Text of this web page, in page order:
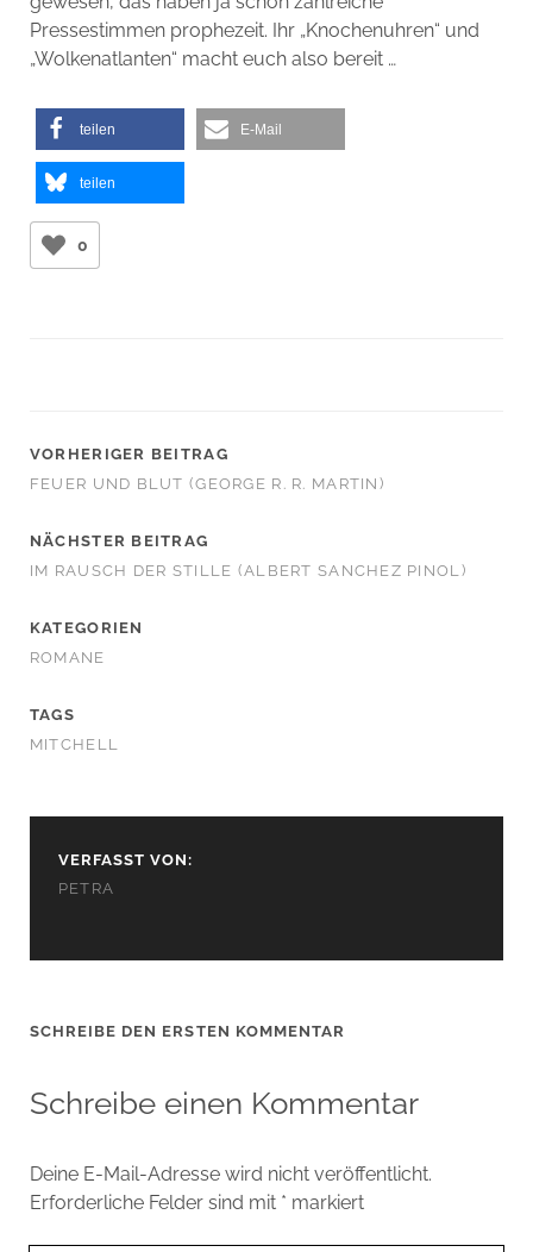
Pressestimmen prophezeit. Ihr „Knochenuhren“ und
„Wolkenatlanten“ macht euch also bereit …
teilen E-Mail
teilen
0
VORHERIGER BEITRAG
FEUER UND BLUT (GEORGE R. R. MARTIN)
NÄCHSTER BEITRAG
IM RAUSCH DER STILLE (ALBERT SANCHEZ PINOL)
KATEGORIEN
ROMANE
TAGS
MITCHELL
VERFASST VON:
PETRA
SCHREIBE DEN ERSTEN KOMMENTAR
Schreibe einen Kommentar
Deine E-Mail-Adresse wird nicht veröffentlicht.
Erforderliche Felder sind mit * markiert